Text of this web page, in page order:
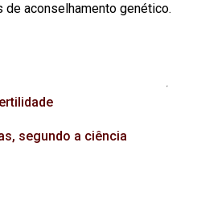
aconselhamento genético.
segundo a ciência